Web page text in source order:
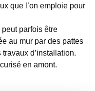
que l’on emploie pour
parfois être
au mur par des pattes
d’installation.
en amont.